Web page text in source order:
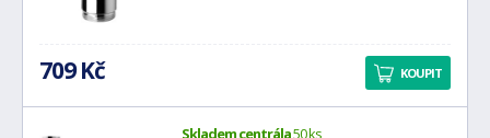
709 Kč KOUPIT
Skladem centrála50 ks